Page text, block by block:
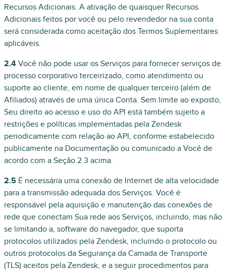
Recursos Adicionais. A ativação de quaisquer Recursos
Adicionais feitos por você ou pelo revendedor na sua conta
será considerada como aceitação dos Termos Suplementares
aplicáveis.
2.4 Você não pode usar os Serviços para fornecer serviços de
processo corporativo terceirizado, como atendimento ou
suporte ao cliente, em nome de qualquer terceiro (além de
Afiliados) através de uma única Conta. Sem limite ao exposto,
Seu direito ao acesso e uso do API está também sujeito a
restrições e políticas implementadas pela Zendesk
periodicamente com relação ao API, conforme estabelecido
publicamente na Documentação ou comunicado a Você de
acordo com a Seção 2.3 acima.
2.5 É necessária uma conexão de Internet de alta velocidade
para a transmissão adequada dos Serviços. Você é
responsável pela aquisição e manutenção das conexões de
rede que conectam Sua rede aos Serviços, incluindo, mas não
se limitando a, software do navegador, que suporta
protocolos utilizados pela Zendesk, incluindo o protocolo ou
outros protocolos da Segurança da Camada de Transporte
(TLS) aceitos pela Zendesk, e a seguir procedimentos para